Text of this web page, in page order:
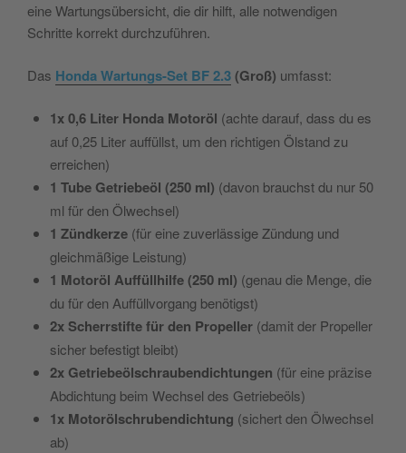
eine Wartungsübersicht, die dir hilft, alle notwendigen
Schritte korrekt durchzuführen.
Das Honda Wartungs-Set BF 2.3 (Groß) umfasst:
1x 0,6 Liter Honda Motoröl (achte darauf, dass du es
auf 0,25 Liter auffüllst, um den richtigen Ölstand zu
erreichen)
1 Tube Getriebeöl (250 ml) (davon brauchst du nur 50
ml für den Ölwechsel)
1 Zündkerze (für eine zuverlässige Zündung und
gleichmäßige Leistung)
1 Motoröl Auffüllhilfe (250 ml) (genau die Menge, die
du für den Auffüllvorgang benötigst)
2x Scherrstifte für den Propeller (damit der Propeller
sicher befestigt bleibt)
2x Getriebeölschraubendichtungen (für eine präzise
Abdichtung beim Wechsel des Getriebeöls)
1x Motorölschrubendichtung (sichert den Ölwechsel
ab)